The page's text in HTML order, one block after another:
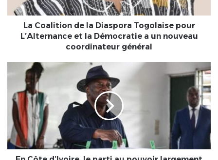
L’Alternance
et
Démocratie
coordinateur
La Coalition de la Diaspora Togolaise pour
L’Alternance et la Démocratie a un nouveau
coordinateur général
Côte
d’Ivoire,
parti
au
pouvoir
largement
victorieux